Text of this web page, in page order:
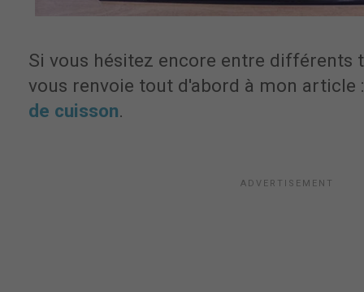
Si vous hésitez encore entre différents
vous renvoie tout d'abord à mon article
de cuisson.